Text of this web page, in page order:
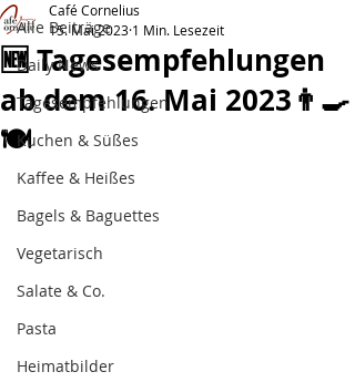
Alle Beiträge
Daily News
Tagesempfehlungen
Kuchen & Süßes
Kaffee & Heißes
Bagels & Baguettes
Vegetarisch
Salate & Co.
Pasta
Heimatbilder
🆕 Tagesempfehlungen
ab dem 16. Mai 2023👨‍🍳
🍽️
Café Cornelius
15. Mai 2023 1 Min. Lesezeit